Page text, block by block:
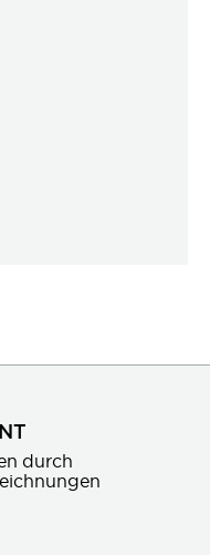
durch